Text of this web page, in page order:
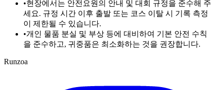
•현장에서는 안전요원의 안내 및 대회 규정을 준수해 주
세요. 규정 시간 이후 출발 또는 코스 이탈 시 기록 측정
이 제한될 수 있습니다.
•개인 물품 분실 및 부상 등에 대비하여 기본 안전 수칙
을 준수하고, 귀중품은 최소화하는 것을 권장합니다.
Runzoa